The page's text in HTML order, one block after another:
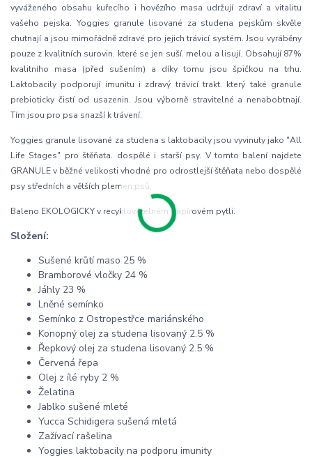
vyváženého obsahu kuřecího i hovězího masa udržují zdraví a vitalitu
vašeho pejska. Yoggies granule lisované za studena pejskům skvěle
chutnají a jsou mimořádně zdravé pro jejich trávicí systém. Jsou vyráběny
pouze z kvalitních surovin. které se jen suší. melou a lisují. Obsahují 87%
kvalitního masa (před sušením) a díky tomu jsou špičkou na trhu.
Laktobacily podporují imunitu i zdravý trávicí trakt. který také granule
prebioticky čistí od usazenin. Jsou výborně stravitelné a nenabobtnají.
Tím jsou pro psa snazší k trávení.
Yoggies granule lisované za studena s laktobacily jsou vyvinuty jako "All
Life Stages" pro štěňata. dospělé i starší psy. V tomto balení najdete
GRANULE v běžné velikosti vhodné pro odrostlejší štěňata nebo dospělé
psy středních a větších plemen psů.
Baleno EKOLOGICKY v recyklovatelném papírovém pytli.
Složení:
Sušené krůtí maso 25 %
Bramborové vločky 24 %
Jáhly 23 %
Lněné semínko
Semínko z Ostropestřce mariánského
Konopný olej za studena lisovaný 2.5 %
Řepkový olej za studena lisovaný 2.5 %
Červená řepa
Olej z ílé ryby 2 %
Želatina
Jablko sušené mleté
Yucca Schidigera sušená mletá
Zažívací rašelina
Yoggies laktobacily na podporu imunity